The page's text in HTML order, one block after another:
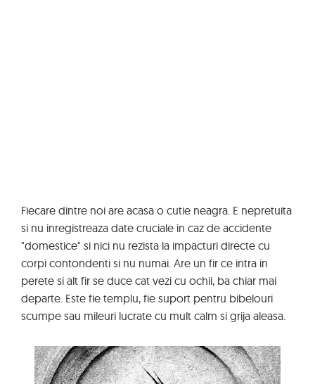
Fiecare dintre noi are acasa o cutie neagra. E nepretuita
si nu inregistreaza date cruciale in caz de accidente
"domestice" si nici nu rezista la impacturi directe cu
corpi contondenti si nu numai. Are un fir ce intra in
perete si alt fir se duce cat vezi cu ochii, ba chiar mai
departe. Este fie templu, fie suport pentru bibelouri
scumpe sau mileuri lucrate cu mult calm si grija aleasa.